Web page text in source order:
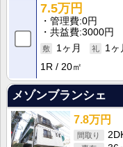
7.5万円
管理費 0円
共益費 3000円
1ヶ月
1ヶ
1R
20㎡
メゾンブランシェ
7.8万円